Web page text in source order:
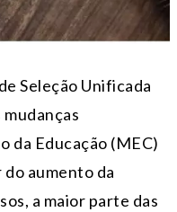
Seleção Unificada
da Educação (MEC)
do aumento da
a maior parte das